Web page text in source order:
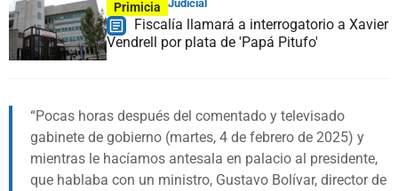
Primicia Judicial
Fiscalía llamará a interrogatorio a Xavier
Vendrell por plata de 'Papá Pitufo'
Pocas horas después del comentado y televisado
gabinete de gobierno (martes, 4 de febrero de 2025) y
mientras le hacíamos antesala en palacio al presidente,
que hablaba con un ministro, Gustavo Bolívar, director de